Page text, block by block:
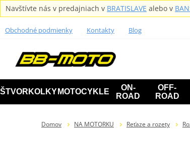
Navštívte nás v predajniach v BRATISLAVE alebo v
Obchodné podmienky Kontakty Blog
ŠTVORKOLKY MOTOCYKLE
ON-
ROAD
OFF-
ROAD
Domov NA MOTORKU Reťaze a rozety